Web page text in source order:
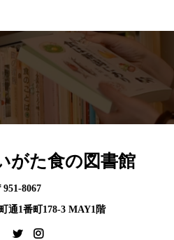
がた食の図書館
951-8067
通1番町178-3 MAY1階